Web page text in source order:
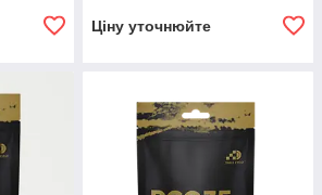
Ціну уточнюйте